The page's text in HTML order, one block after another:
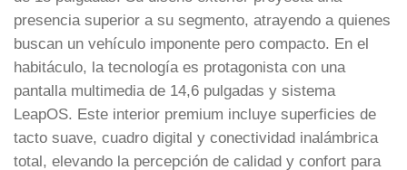
presencia superior a su segmento, atrayendo a quienes
buscan un vehículo imponente pero compacto. En el
habitáculo, la tecnología es protagonista con una
pantalla multimedia de 14,6 pulgadas y sistema
LeapOS. Este interior premium incluye superficies de
tacto suave, cuadro digital y conectividad inalámbrica
total, elevando la percepción de calidad y confort para